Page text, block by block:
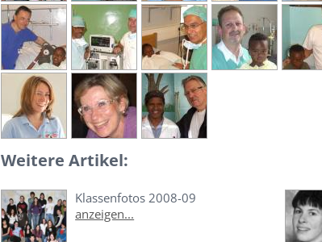
Weitere Artikel:
Klassenfotos 2008-09
anzeigen...